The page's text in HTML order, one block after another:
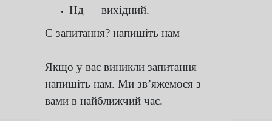
Нд — вихідний.
Є запитання? напишіть нам
Якщо у вас виникли запитання —
напишіть нам. Ми зв’яжемося з
вами в найближчий час.